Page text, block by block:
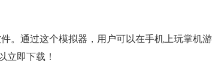
。通过这个模拟器，用户可以在手机上玩掌机游
立即下载！